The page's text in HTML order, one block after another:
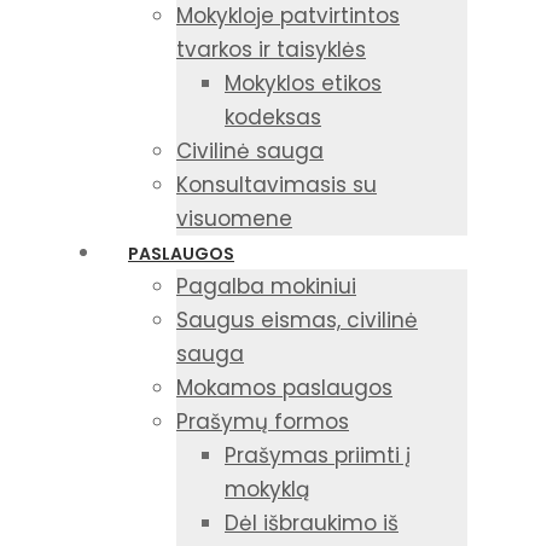
Mokykloje patvirtintos
tvarkos ir taisyklės
Mokyklos etikos
kodeksas
Civilinė sauga
Konsultavimasis su
visuomene
PASLAUGOS
Pagalba mokiniui
Saugus eismas, civilinė
sauga
Mokamos paslaugos
Prašymų formos
Prašymas priimti į
mokyklą
Dėl išbraukimo iš